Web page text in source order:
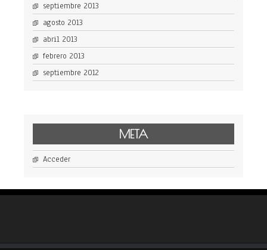
septiembre 2013
agosto 2013
abril 2013
febrero 2013
septiembre 2012
META
Acceder